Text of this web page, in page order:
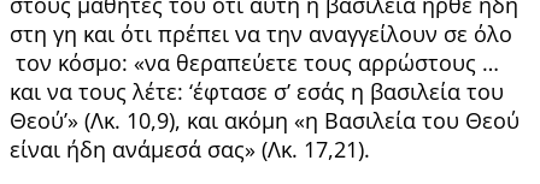
στη γη και ότι πρέπει να την αναγγείλουν σε όλο
τον κόσμο: «να θεραπεύετε τους αρρώστους …
και να τους λέτε: ‘έφτασε σ’ εσάς η βασιλεία του
Θεού’» (Λκ. 10,9), και ακόμη «η Βασιλεία του Θεού
είναι ήδη ανάμεσά σας» (Λκ. 17,21).